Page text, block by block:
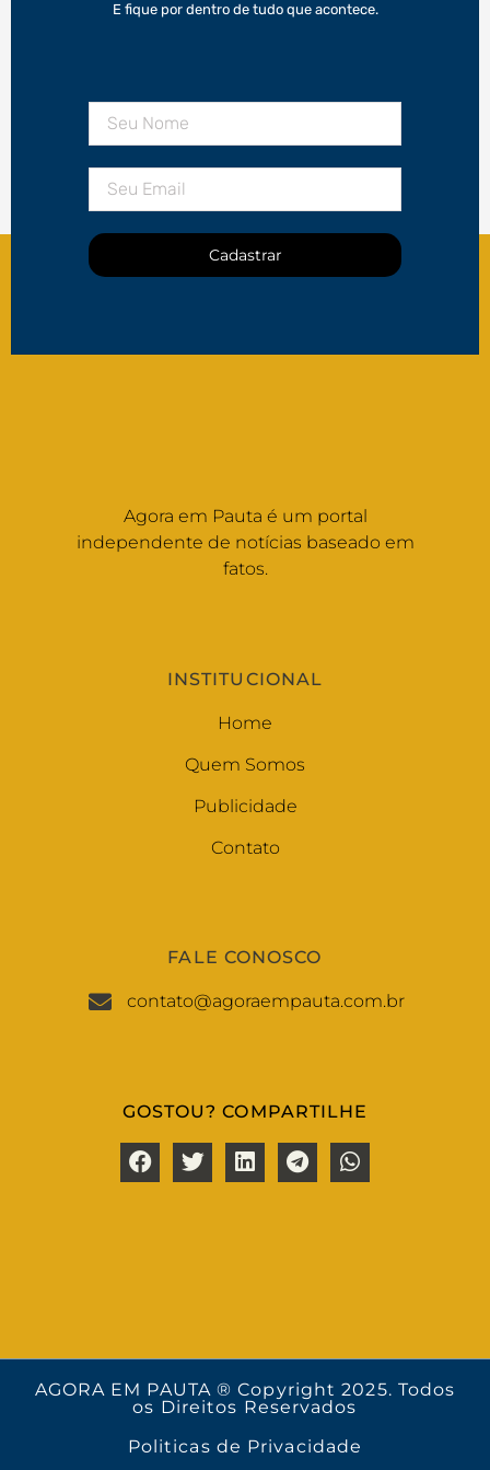
E fique por dentro de tudo que acontece.
Cadastrar
Agora em Pauta é um portal
independente de notícias baseado em
fatos.
INSTITUCIONAL
Home
Quem Somos
Publicidade
Contato
FALE CONOSCO
contato@agoraempauta.com.br
GOSTOU? COMPARTILHE
AGORA EM PAUTA ® Copyright 2025. Todos
os Direitos Reservados
Politicas de Privacidade